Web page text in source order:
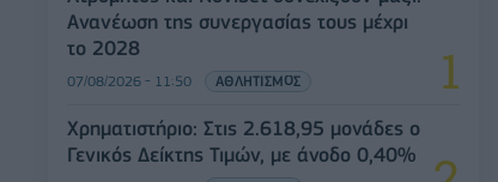
Ανανέωση της συνεργασίας τους μέχρι
το 2028
07/08/2026 - 11:50 ΑΘΛΗΤΙΣΜΟΣ
Χρηματιστήριο: Στις 2.618,95 μονάδες ο
Γενικός Δείκτης Τιμών, με άνοδο 0,40%